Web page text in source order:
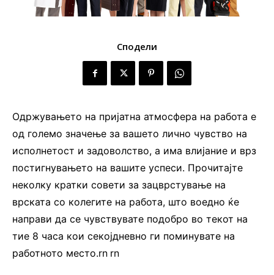
Сподели
Одржувањето на пријатна атмосфера на работа е
од големо значење за вашето лично чувство на
исполнетост и задоволство, а има влијание и врз
постигнувањето на вашите успеси. Прочитајте
неколку кратки совети за зацврстување на
врската со колегите на работа, што воедно ќе
направи да се чувствувате подобро во текот на
тие 8 часа кои секојдневно ги поминувате на
работното место.rn rn